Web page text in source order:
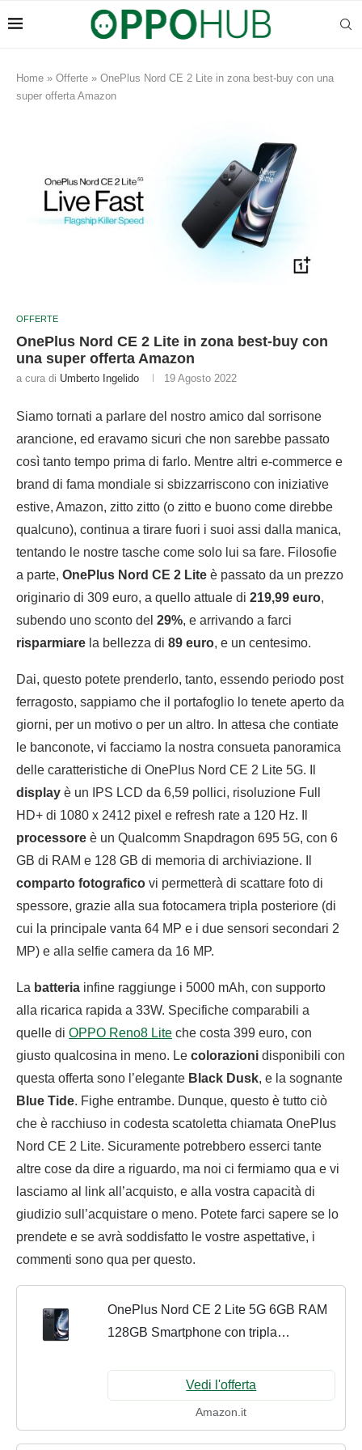
Home » Offerte » OnePlus Nord CE 2 Lite in zona best-buy con una
super offerta Amazon
OFFERTE
OnePlus Nord CE 2 Lite in zona best-buy con
una super offerta Amazon
a cura di Umberto Ingelido 19 Agosto 2022
Siamo tornati a parlare del nostro amico dal sorrisone
arancione, ed eravamo sicuri che non sarebbe passato
così tanto tempo prima di farlo. Mentre altri e-commerce e
brand di fama mondiale si sbizzarriscono con iniziative
estive, Amazon, zitto zitto (o zitto e buono come direbbe
qualcuno), continua a tirare fuori i suoi assi dalla manica,
tentando le nostre tasche come solo lui sa fare. Filosofie
a parte, OnePlus Nord CE 2 Lite è passato da un prezzo
originario di 309 euro, a quello attuale di 219,99 euro,
subendo uno sconto del 29%, e arrivando a farci
risparmiare la bellezza di 89 euro, e un centesimo.
Dai, questo potete prenderlo, tanto, essendo periodo post
ferragosto, sappiamo che il portafoglio lo tenete aperto da
giorni, per un motivo o per un altro. In attesa che contiate
le banconote, vi facciamo la nostra consueta panoramica
delle caratteristiche di OnePlus Nord CE 2 Lite 5G. Il
display è un IPS LCD da 6,59 pollici, risoluzione Full
HD+ di 1080 x 2412 pixel e refresh rate a 120 Hz. Il
processore è un Qualcomm Snapdragon 695 5G, con 6
GB di RAM e 128 GB di memoria di archiviazione. Il
comparto fotografico vi permetterà di scattare foto di
spessore, grazie alla sua fotocamera tripla posteriore (di
cui la principale vanta 64 MP e i due sensori secondari 2
MP) e alla selfie camera da 16 MP.
La batteria infine raggiunge i 5000 mAh, con supporto
alla ricarica rapida a 33W. Specifiche comparabili a
quelle di OPPO Reno8 Lite che costa 399 euro, con
giusto qualcosina in meno. Le colorazioni disponibili con
questa offerta sono l’elegante Black Dusk, e la sognante
Blue Tide. Fighe entrambe. Dunque, questo è tutto ciò
che è racchiuso in codesta scatoletta chiamata OnePlus
Nord CE 2 Lite. Sicuramente potrebbero esserci tante
altre cose da dire a riguardo, ma noi ci fermiamo qua e vi
lasciamo al link all’acquisto, e alla vostra capacità di
giudizio sull’acquistare o meno. Potete farci sapere se lo
prendete e se avrà soddisfatto le vostre aspettative, i
commenti sono qua per questo.
OnePlus Nord CE 2 Lite 5G 6GB RAM
128GB Smartphone con tripla
da 5000 mAh - 2 anni di garanzia -
Black Dusk
Vedi l'offerta
Amazon.it